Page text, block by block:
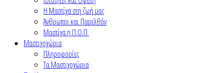
Η Μαστίχα στη ζωή μας
Άνθρωποι και Παρελθόν
Μαστίχα η Π.Ο.Π.
Μαστιχοχώρια
Πληροφορίες
Τα Μαστιχοχώρια